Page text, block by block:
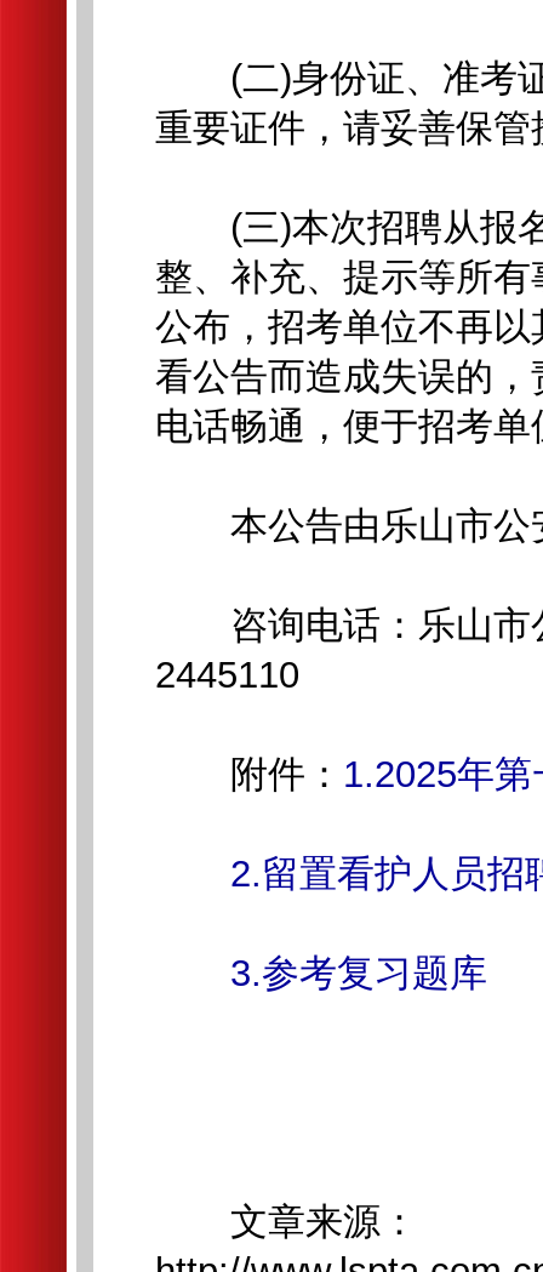
(二)身份证、准考证
重要证件，请妥善保管
(三)本次招聘从报名
整、补充、提示等所有
公布，招考单位不再
看公告而造成失误的
电话畅通，便于招考
本公告由乐山市公
咨询电话：乐山市
2445110
附件： 1.2025年
2.留置看护人员招
3.参考复习题库
文章来源：